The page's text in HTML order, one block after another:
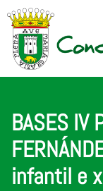
BASES IV
infantil e